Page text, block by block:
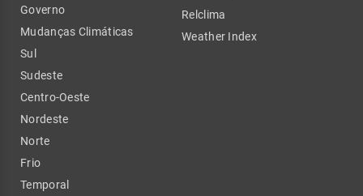
Governo
Mudanças Climáticas
Sul
Sudeste
Centro-Oeste
Nordeste
Norte
Frio
Temporal
Relclima
Weather Index